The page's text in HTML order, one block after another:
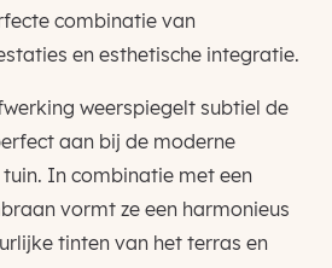
combinatie van
en esthetische integratie.
weerspiegelt subtiel de
aan bij de moderne
In combinatie met een
vormt ze een harmonieus
tinten van het terras en